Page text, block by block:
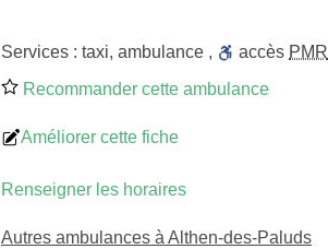
Services : taxi, ambulance , accès PMR
Recommander cette ambulance
Améliorer cette fiche
Renseigner les horaires
Autres ambulances à Althen-des-Paluds